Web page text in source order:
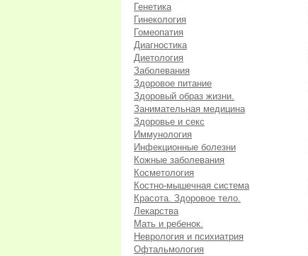
Генетика
Гинекология
Гомеопатия
Диагностика
Диетология
Заболевания
Здоровое питание
Здоровый образ жизни.
Занимательная медицина
Здоровье и секс
Иммунология
Инфекционные болезни
Кожные заболевания
Косметология
Костно-мышечная система
Красота. Здоровое тело.
Лекарства
Мать и ребенок.
Неврология и психиатрия
Офтальмология